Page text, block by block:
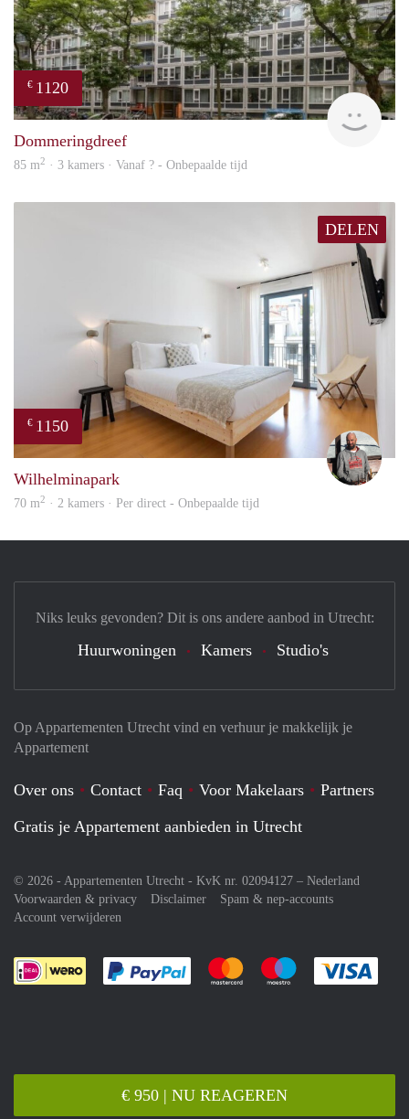
€ 950 | NU REAGEREN
€ 1120
Dommeringdreef
85 m2 · 3 kamers · Vanaf ? - Onbepaalde tijd
DELEN
€ 1150
Wilhelminapark
70 m2 · 2 kamers · Per direct - Onbepaalde tijd
Op Appartementen Utrecht vind en verhuur je makkelijk je
Appartement
Over ons Contact Faq Voor Makelaars
Partners
Gratis je Appartement aanbieden in Utrecht
© 2026 - Appartementen Utrecht - KvK nr. 02094127 – Nederland
Voorwaarden & privacy
Disclaimer
Spam & nep-accounts
Account verwijderen
Je rekent gemakkelijk af met Paypal
Je rekent gemakkelijk af met
Je rekent
Niks leuks gevonden? Dit is ons andere aanbod in Utrecht:
Huurwoningen Kamers Studio's